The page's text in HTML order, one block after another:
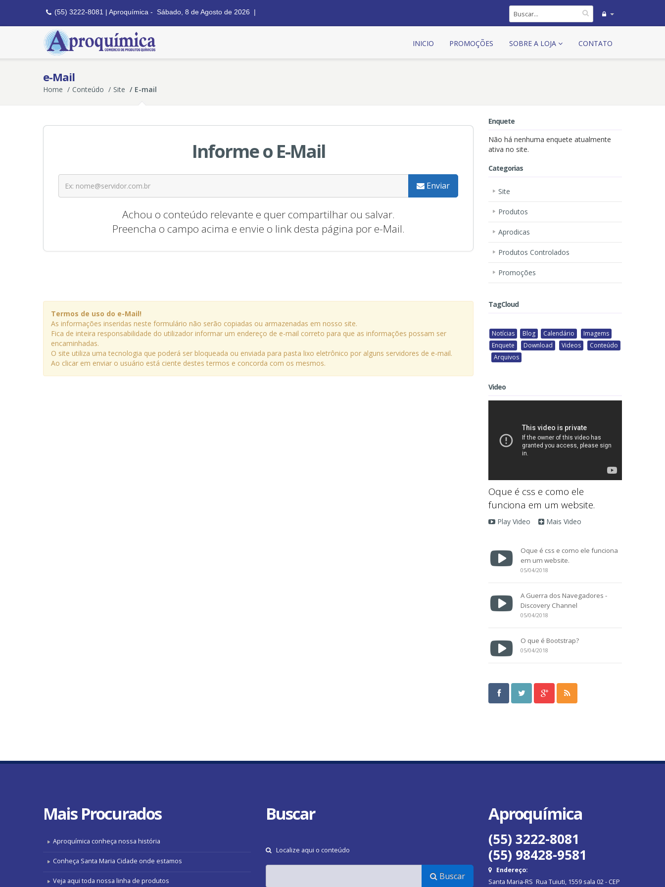
(55) 3222-8081 | Aproquímica - Sábado, 8 de Agosto de 2026 |
INICIO PROMOÇÕES SOBRE A LOJA CONTATO
e-Mail
Home Conteúdo Site E-mail
Informe o E-Mail
Enviar
Achou o conteúdo relevante e quer compartilhar ou salvar.
Preencha o campo acima e envie o link desta página por e-Mail.
Termos de uso do e-Mail!
As informações inseridas neste formulário não serão copiadas ou armazenadas em nosso site.
Fica de inteira responsabilidade do utilizador informar um endereço de e-mail correto para que as informações possam ser
encaminhadas.
O site utiliza uma tecnologia que poderá ser bloqueada ou enviada para pasta lixo eletrônico por alguns servidores de e-mail.
Ao clicar em enviar o usuário está ciente destes termos e concorda com os mesmos.
Enquete
Não há nenhuma enquete atualmente
ativa no site.
Categorias
Site
Produtos
Aprodicas
Produtos Controlados
Promoções
TagCloud
Notícias Blog Calendário
Imagems
Enquete
Download Videos
Conteúdo
Arquivos
Video
Oque é css e como ele
funciona em um website.
Play Video Mais Video
Oque é css e como ele funciona
em um website.
05/04/2018
A Guerra dos Navegadores -
Discovery Channel
05/04/2018
O que é Bootstrap?
05/04/2018
Mais Procurados
Aproquímica conheça nossa história
Conheça Santa Maria Cidade onde estamos
Veja aqui toda nossa linha de produtos
Buscar
Localize aqui o conteúdo
Buscar
Aproquímica
(55) 3222-8081
(55) 98428-9581
Endereço:
Santa Maria-RS Rua Tuiuti, 1559 sala 02 - CEP